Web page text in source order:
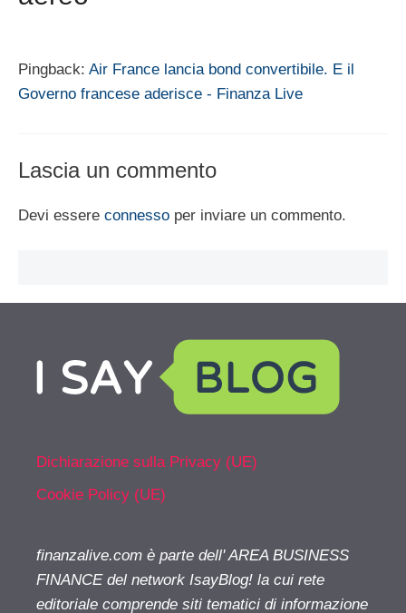
Pingback: Air France lancia bond convertibile. E il
Governo francese aderisce - Finanza Live
Lascia un commento
Devi essere connesso per inviare un commento.
Dichiarazione sulla Privacy (UE)
Cookie Policy (UE)
finanzalive.com è parte dell' AREA BUSINESS
FINANCE del network IsayBlog! la cui rete
editoriale comprende siti tematici di informazione